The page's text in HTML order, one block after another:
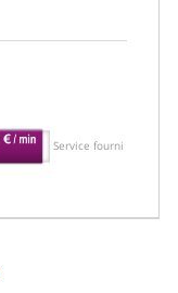
Service fourni